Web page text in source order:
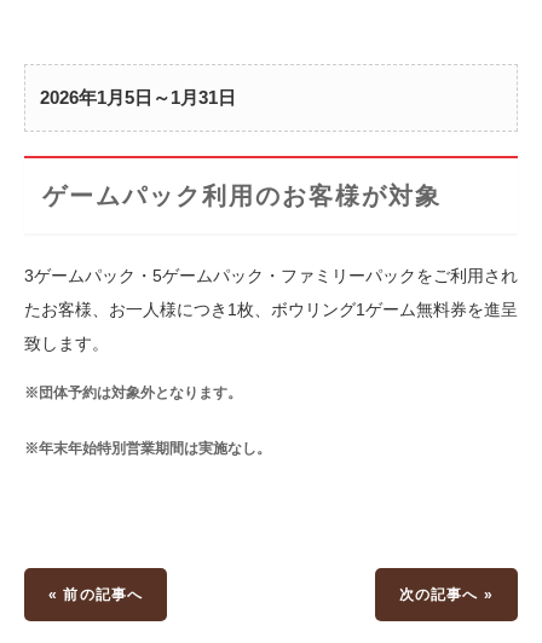
2026年1月5日～1月31日
ゲームパック利用のお客様が対象
3ゲームパック・5ゲームパック・ファミリーパックをご利用され
たお客様、お一人様につき1枚、ボウリング1ゲーム無料券を進呈
致します。
※団体予約は対象外となります。
※年末年始特別営業期間は実施なし。
« 前の記事へ 次の記事へ »